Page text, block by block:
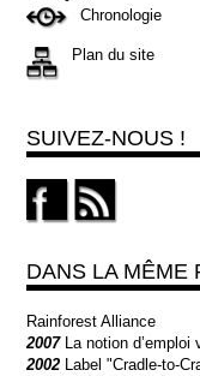
Chronologie
Plan du site
SUIVEZ-NOUS !
DANS LA MÊME
Rainforest Alliance
2007
La notion d’emploi
2002 Label "Cradle-to-